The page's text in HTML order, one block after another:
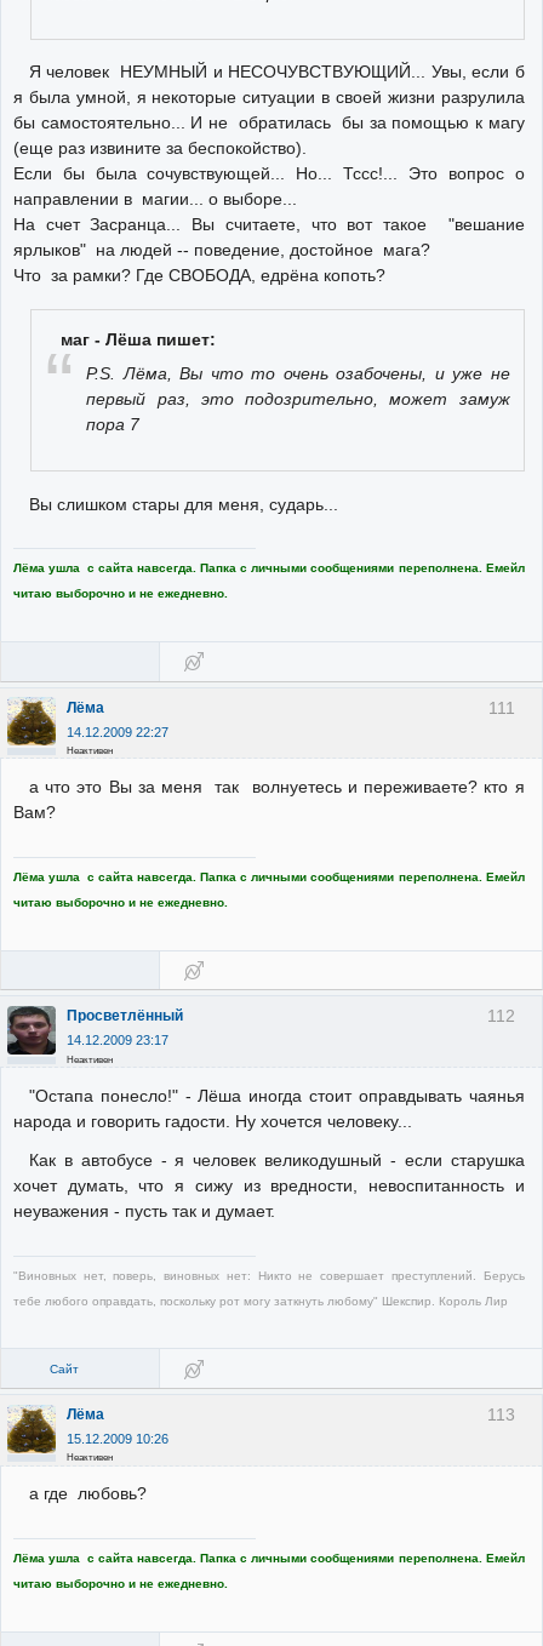
Я человек НЕУМНЫЙ и НЕСОЧУВСТВУЮЩИЙ... Увы, если б
я была умной, я некоторые ситуации в своей жизни разрулила
бы самостоятельно... И не обратилась бы за помощью к магу
(еще раз извините за беспокойство).
Если бы была сочувствующей... Но... Тссс!... Это вопрос о
направлении в магии... о выборе...
На счет Засранца... Вы считаете, что вот такое "вешание
ярлыков" на людей -- поведение, достойное мага?
Что за рамки? Где СВОБОДА, едрёна копоть?
маг - Лёша пишет:
P.S. Лёма, Вы что то очень озабочены, и уже не
первый раз, это подозрительно, может замуж
пора 7
Вы слишком стары для меня, сударь...
Лёма ушла с сайта навсегда. Папка с личными сообщениями переполнена. Емейл
читаю выборочно и не ежедневно.
111
Лёма
14.12.2009 22:27
Неактивен
а что это Вы за меня так волнуетесь и переживаете? кто я
Вам?
Лёма ушла с сайта навсегда. Папка с личными сообщениями переполнена. Емейл
читаю выборочно и не ежедневно.
112
Просветлённый
14.12.2009 23:17
Неактивен
"Остапа понесло!" - Лёша иногда стоит оправдывать чаянья
народа и говорить гадости. Ну хочется человеку...
Как в автобусе - я человек великодушный - если старушка
хочет думать, что я сижу из вредности, невоспитанность и
неуважения - пусть так и думает.
"Виновных нет, поверь, виновных нет: Никто не совершает преступлений. Берусь
тебе любого оправдать, поскольку рот могу заткнуть любому" Шекспир. Король Лир
Сайт
113
Лёма
15.12.2009 10:26
Неактивен
а где любовь?
Лёма ушла с сайта навсегда. Папка с личными сообщениями переполнена. Емейл
читаю выборочно и не ежедневно.